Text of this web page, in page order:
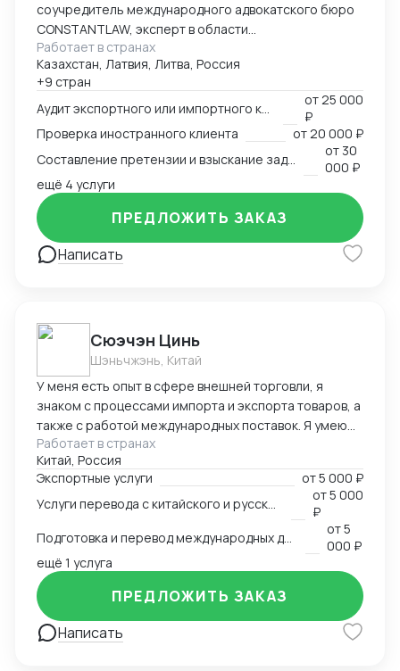
соучредитель международного адвокатского бюро
CONSTANTLAW, эксперт в области
внешнеэкономической деятельности,
сопровождения международных сделок и решения
внешнеэкономических споров. Международный
арбитр (Рижский третейский суд / Рига, Латвия,
международный арбитражный суд IAC / Алматы,
Казахстан).
Работает в странах
Казахстан, Латвия, Литва, Россия
+9 стран
от25 000
₽
Проверка иностранного клиента
от20 000 ₽
от 30
000 ₽
ещё 4 услуги
Написать
ПРЕДЛОЖИТЬ ЗАКАЗ
Cюэчэн Цинь
Шэньчжэнь, Китай
У меня есть опыт в сфере внешней торговли, я
знаком с процессами импорта и экспорта товаров, а
также с работой международных поставок. Я умею
вести переговоры с зарубежными партнерами,
заключать контракты, а также решать вопросы,
связанные с логистикой и таможней. Могу
предоставить консультации по внешней торговле.
Работает в странах
Китай, Россия
Экспортные услуги
от5 000 ₽
от5 000
₽
от5
000 ₽
ещё 1 услуга
Написать
ПРЕДЛОЖИТЬ ЗАКАЗ